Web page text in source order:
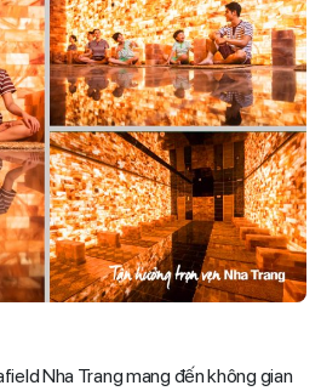
Nha Trang mang đến không gian